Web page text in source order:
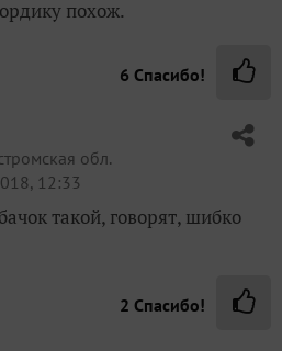
похож.
6 Спасибо!
обл.
12:33
такой, говорят, шибко
2 Спасибо!